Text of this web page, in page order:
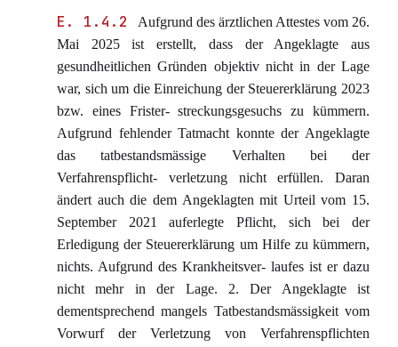
E. 1.4.2
Aufgrund des ärztlichen Attestes vom 26.
Mai 2025 ist erstellt, dass der Angeklagte aus
gesundheitlichen Gründen objektiv nicht in der Lage
war, sich um die Einreichung der Steuererklärung 2023
bzw. eines Frister- streckungsgesuchs zu kümmern.
Aufgrund fehlender Tatmacht konnte der Angeklagte
das tatbestandsmässige Verhalten bei der
Verfahrenspflicht- verletzung nicht erfüllen. Daran
ändert auch die dem Angeklagten mit Urteil vom 15.
September 2021 auferlegte Pflicht, sich bei der
Erledigung der Steuererklärung um Hilfe zu kümmern,
nichts. Aufgrund des Krankheitsver- laufes ist er dazu
nicht mehr in der Lage. 2. Der Angeklagte ist
dementsprechend mangels Tatbestandsmässigkeit vom
Vorwurf der Verletzung von Verfahrenspflichten